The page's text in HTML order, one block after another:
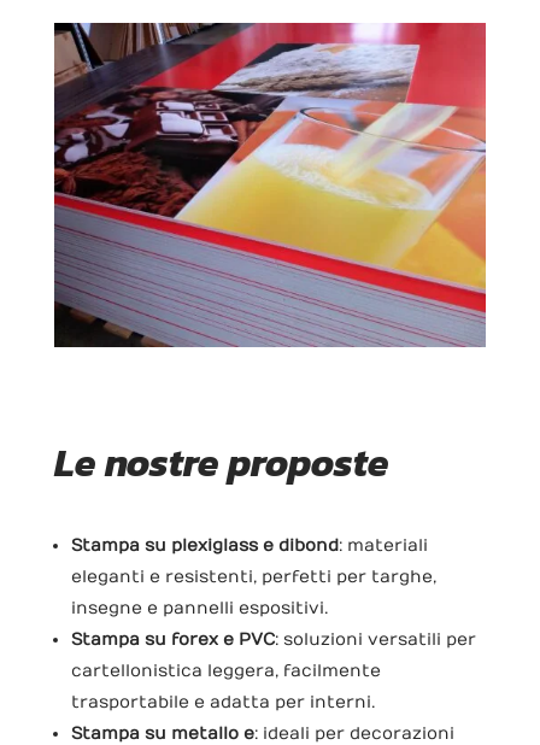
Le nostre proposte
Stampa su plexiglass e dibond: materiali
eleganti e resistenti, perfetti per targhe,
insegne e pannelli espositivi.
Stampa su forex e PVC: soluzioni versatili per
cartellonistica leggera, facilmente
trasportabile e adatta per interni.
Stampa su metallo e: ideali per decorazioni